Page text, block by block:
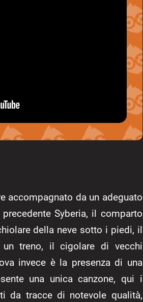
accompagnato da un adeguato
Syberia, il comparto
della neve sotto i piedi, il
treno, il cigolare di vecchi
invece è la presenza di una
una unica canzone, qui i
da tracce di notevole qualità,